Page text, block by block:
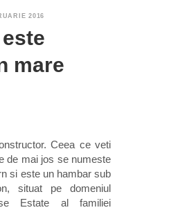
2016
mare
Ceea ce veti
de mai jos se numeste
si este un hambar sub
situat pe domeniul
Estate al familiei